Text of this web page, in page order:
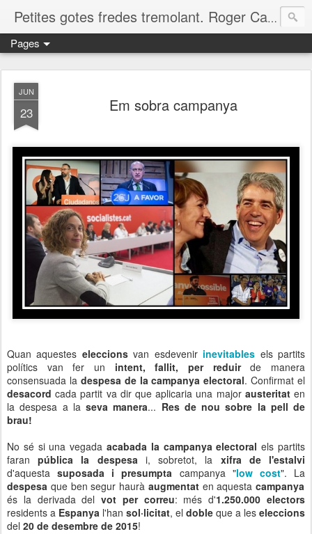
Petites gotes fredes tremolant. Roger Casero Gumbau. Girona
Pages
JUN
23 Em sobra campanya
Quan aquestes eleccionsvan esdevenir inevitables els partits
polítics van fer un intent, fallit, per reduirde manera
consensuada ladespesa de la campanya electoral. Confirmat el
desacord cada partit va dir que aplicaria una major austeritaten
la despesa a la seva manera... Res de nou sobre la pell de
brau!
No sé si una vegada acabada la campanya electoralels partits
faranpública la despesai, sobretot, la xifra de l'estalvi
d'aquestasuposada i presumpta campanya "low cost". La
despesa que ben segur haurà augmentaten aquestacampanya
és la derivada delvot per correu: més d'1.250.000 electors
residents a Espanya l'han sol·licitat, el doble que a les eleccions
del 20 de desembre de 2015!